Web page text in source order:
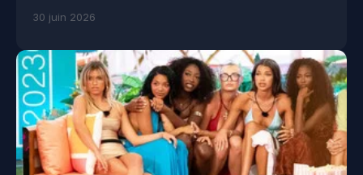
30 juin 2026